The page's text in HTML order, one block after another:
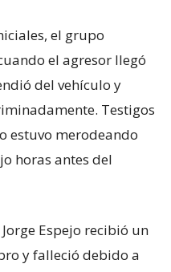
el grupo
el agresor llegó
del vehículo y
Testigos
estuvo merodeando
horas antes del
Espejo recibió un
y falleció debido a